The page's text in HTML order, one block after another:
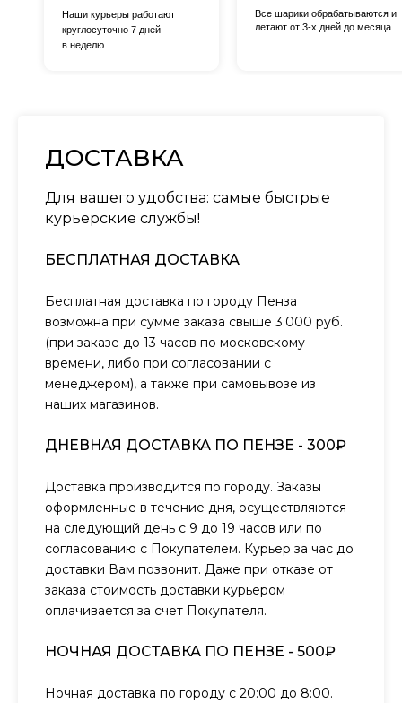
Все шарики обрабатываются и
летают от 3-х дней до месяца
Наши курьеры работают
круглосуточно 7 дней
в неделю.
ДОСТАВКА
Для вашего удобства: самые быстрые
курьерские службы!
БЕСПЛАТНАЯ ДОСТАВКА
Бесплатная доставка по городу Пенза
возможна при сумме заказа свыше 3.000 руб.
(при заказе до 13 часов по московскому
времени, либо при согласовании с
менеджером), а также при самовывозе из
наших магазинов.
ДНЕВНАЯ ДОСТАВКА ПО ПЕНЗЕ - 300₽
Доставка производится по городу. Заказы
оформленные в течение дня, осуществляются
на следующий день с 9 до 19 часов или по
согласованию с Покупателем. Курьер за час до
доставки Вам позвонит. Даже при отказе от
заказа стоимость доставки курьером
оплачивается за счет Покупателя.
НОЧНАЯ ДОСТАВКА ПО ПЕНЗЕ - 500₽
Ночная доставка по городу с 20:00 до 8:00.